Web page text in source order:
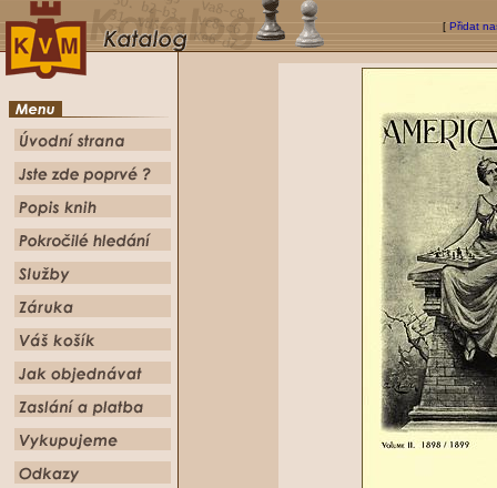
[ Přidat